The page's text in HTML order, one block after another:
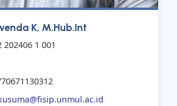
K, M.Hub.Int
202406 1 001